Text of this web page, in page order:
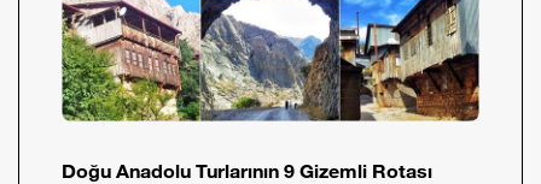
Doğu Anadolu Turlarının 9 Gizemli Rotası